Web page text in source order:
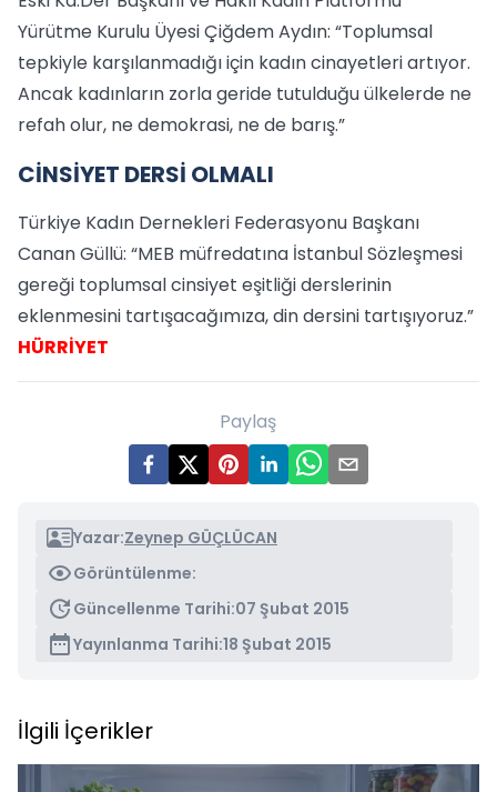
Yürütme Kurulu Üyesi Çiğdem Aydın: “Toplumsal
tepkiyle karşılanmadığı için kadın cinayetleri artıyor.
Ancak kadınların zorla geride tutulduğu ülkelerde ne
refah olur, ne demokrasi, ne de barış.”
CİNSİYET DERSİ OLMALI
Türkiye Kadın Dernekleri Federasyonu Başkanı
Canan Güllü: “MEB müfredatına İstanbul Sözleşmesi
gereği toplumsal cinsiyet eşitliği derslerinin
eklenmesini tartışacağımıza, din dersini tartışıyoruz.”
HÜRRİYET
Paylaş
Yazar:Zeynep GÜÇLÜCAN
Görüntülenme:
Güncellenme Tarihi:07 Şubat 2015
Yayınlanma Tarihi:18 Şubat 2015
İlgili İçerikler